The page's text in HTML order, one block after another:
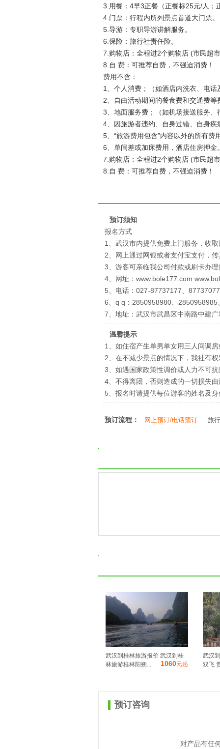
3.用餐：4早3正餐（正餐标25元/人；
4.门票：行程内所列景点首道大门票。
5.导游：专职导游讲解服务。
6.保险：旅行社责任险。
7.购物店：全程进2个购物店 (市民超
8.自 费：可推荐自费，不强迫消费！
费用不含：
1、个人消费；（如酒店内洗衣、电话
2、自由活动期间的餐食费和交通费等
3、地面服务费；（如机场接送服务
4、因旅游者违约、自身过错、自身
5、“旅游费用包含”内容以外的所有费
6、单间差或加床费用，酒店住房押金
7.购物店：全程进2个购物店 (市民超
8.自 费：可推荐自费，不强迫消费！
预订须知
报名方式
1、武汉市内提供免费上门服务，收
2、网上通过网银或者支付宝支付，
3、游客可亲临我公司付款或刷卡办
4、网址：www.bole177.com
5、电话：027-87737177、
6、q q：2850958980、
7、地址：武汉市武昌区中南路中建
温馨提示
1、如住宿产生单男单女用三人间调
2、在不减少景点的情况下，我社有
3、如遇国家政策性调价或人力不可
4、不得离团，否则造成的一切损失
5、报名时请提供每位游客的姓名及
预订流程： 网上预订/电话预订 旅
武汉到桂林旅游报价 武汉到桂
林旅游桂林阳朔...
1060元起
武汉
双飞
预订咨询
对产品有任